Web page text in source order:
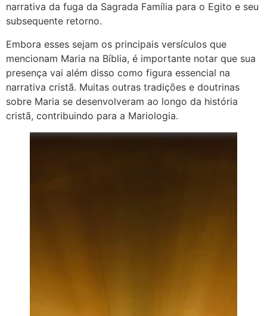
narrativa da fuga da Sagrada Família para o Egito e seu
subsequente retorno.
Embora esses sejam os principais versículos que
mencionam Maria na Bíblia, é importante notar que sua
presença vai além disso como figura essencial na
narrativa cristã. Muitas outras tradições e doutrinas
sobre Maria se desenvolveram ao longo da história
cristã, contribuindo para a Mariologia.